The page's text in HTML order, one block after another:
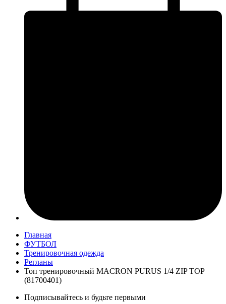
Главная
ФУТБОЛ
Тренировочная одежда
Регланы
Топ тренировочный MACRON PURUS 1/4 ZIP TOP
(81700401)
Подписывайтесь и будьте первыми